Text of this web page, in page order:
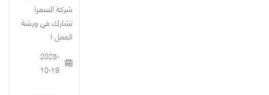
شركة السمرا
تشارك في ورشة
العمل ا
2025-
10-19